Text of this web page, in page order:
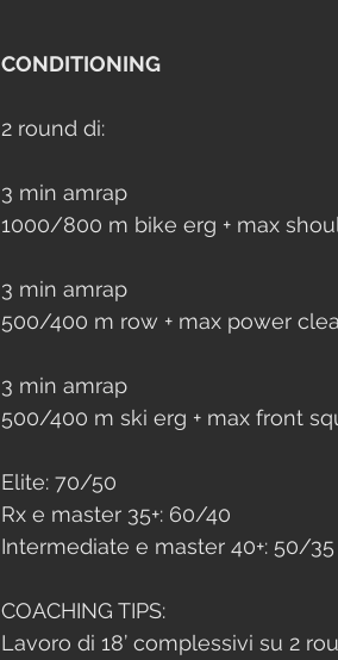
CONDITIONING
2 round di:
3 min amrap
1000/800 m bike erg + max
3 min amrap
500/400 m row + max power
3 min amrap
500/400 m ski erg + max front
Elite: 70/50
Rx e master 35+: 60/40
Intermediate e master 40+: 50/35
COACHING TIPS:
Lavoro di 18’ complessivi su 2